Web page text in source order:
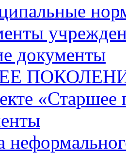
документы
«Старшее